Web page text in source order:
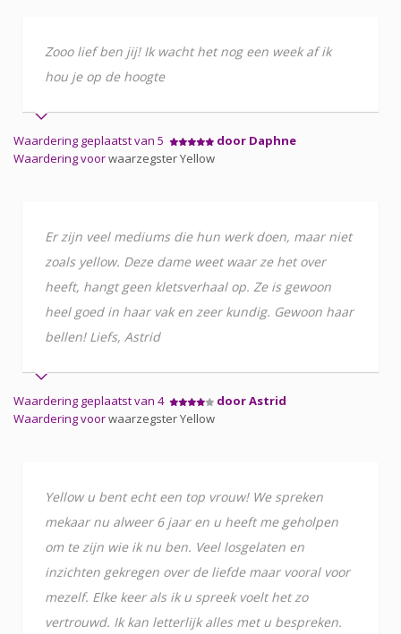
Zooo lief ben jij! Ik wacht het nog een week af ik
hou je op de hoogte
Waardering geplaatst van 5
door Daphne
Waardering voorwaarzegster Yellow
Er zijn veel mediums die hun werk doen, maar niet
zoals yellow. Deze dame weet waar ze het over
heeft, hangt geen kletsverhaal op. Ze is gewoon
heel goed in haar vak en zeer kundig. Gewoon haar
bellen! Liefs, Astrid
Waardering geplaatst van 4
door Astrid
Waardering voorwaarzegster Yellow
Yellow u bent echt een top vrouw! We spreken
mekaar nu alweer 6 jaar en u heeft me geholpen
om te zijn wie ik nu ben. Veel losgelaten en
inzichten gekregen over de liefde maar vooral voor
mezelf. Elke keer als ik u spreek voelt het zo
vertrouwd. Ik kan letterlijk alles met u bespreken.